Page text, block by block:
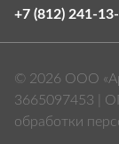
+7 (812) 241-
© 2026 ООО
3665097453 |
обработки